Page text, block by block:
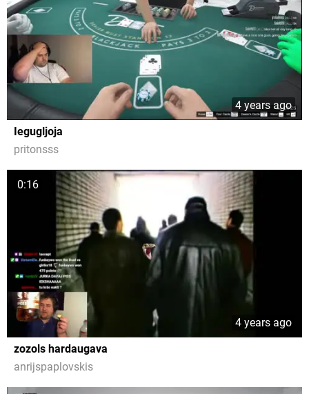
4 years ago
Iegugljoja
pritonsss
0:16
4 years ago
zozols hardaugava
anrijspaplovskis